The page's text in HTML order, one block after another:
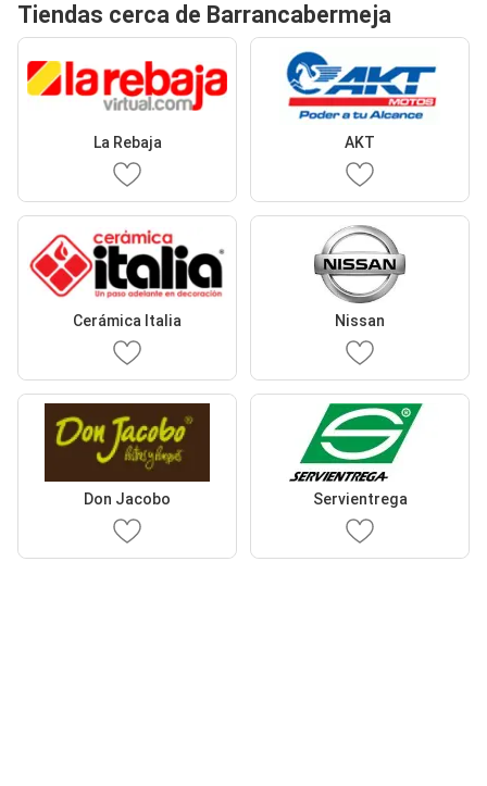
Tiendas cerca de Barrancabermeja
La Rebaja AKT
Cerámica Italia Nissan
Don Jacobo Servientrega